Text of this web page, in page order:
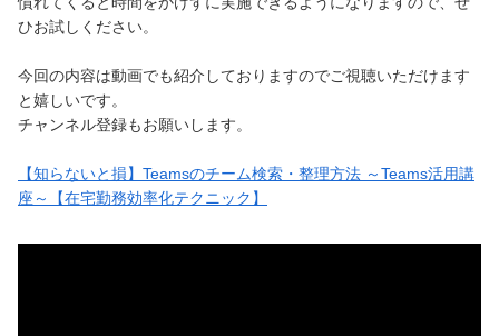
ひお試しください。
今回の内容は動画でも紹介しておりますのでご視聴いただけます
と嬉しいです。
チャンネル登録もお願いします。
【知らないと損】Teamsのチーム検索・整理方法 ～Teams活用講
座～【在宅勤務効率化テクニック】